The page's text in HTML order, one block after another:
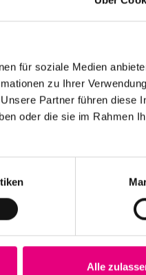
für soziale Medien
zu Ihrer
Partner führen diese
oder die sie im Rahmen
Alle
Service